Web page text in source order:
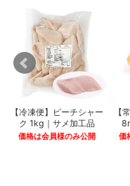
【冷凍便】ピーチシャー
ク 1kg｜サメ加工品
価格は会員様のみ公開
【
価